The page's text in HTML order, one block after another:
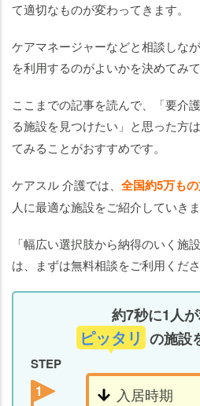
て適切なものが変わってきます。
ケアマネージャーなどと相談しな
を利用するのがよいかを決めてみて
ここまでの記事を読んで、「要介
る施設を見つけたい」と思った方は
てみることがおすすめです。
ケアスル 介護では、 全国約5万も
人に最適な施設をご紹介していきま
「幅広い選択肢から納得のいく施
は、まずは無料相談をご利用くださ
約7秒に1人が
ピッタリ の施設
STEP
1